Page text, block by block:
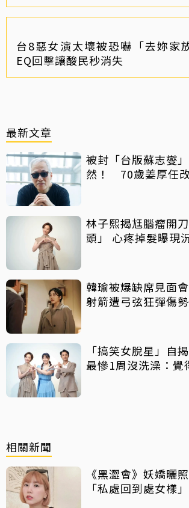
台8惡女演太壞被恐嚇「去妳
EQ回擊讓酸民秒消失
最新文章
被封「台版蘇志燮
然！ 70歲姜厚任
林子熙揭尪腦瘤開
頭」 心疼掉髮曝現
韓瑜被爆缺席見面
射箭遭弓弦狂彈傷
「搞笑女脫星」自
最慘1周沒洗澡：覺
相關新聞
《黑澀會》妖嬌曬
「私處回到處女樣」